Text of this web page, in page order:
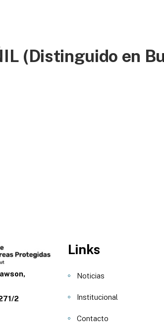
(Distinguido en
2
Links
Noticias
Institucional
Contacto